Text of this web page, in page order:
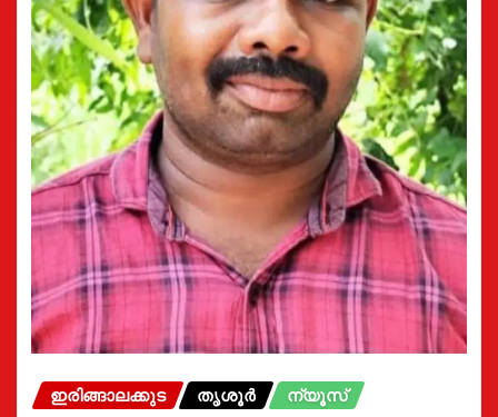
ഇരിങ്ങാലക്കുട തൃശൂർ ന്യൂസ്